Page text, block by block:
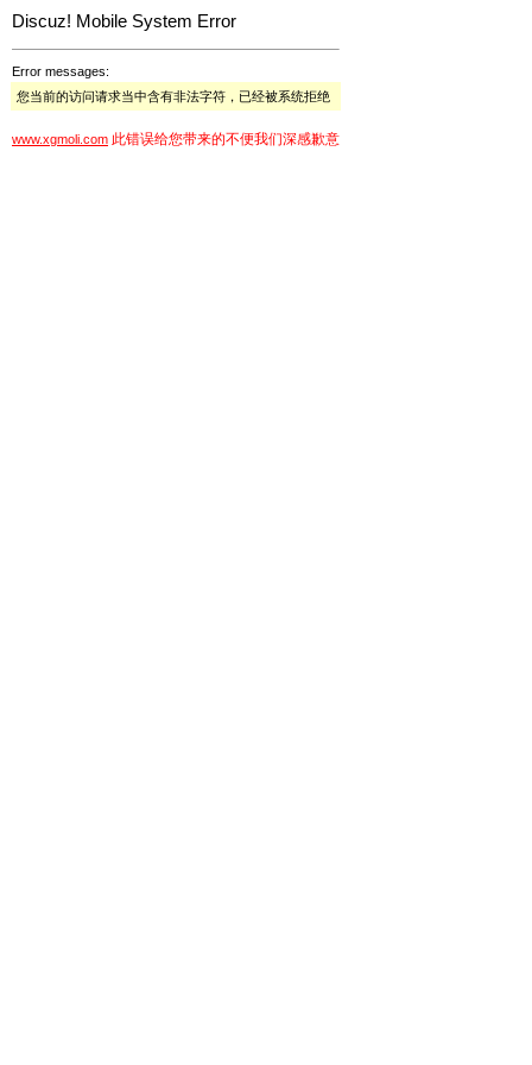
Discuz! Mobile System Error
Error messages:
您当前的访问请求当中含有非法字符，已经被系统拒绝
www.xgmoli.com 此错误给您带来的不便我们深感歉意